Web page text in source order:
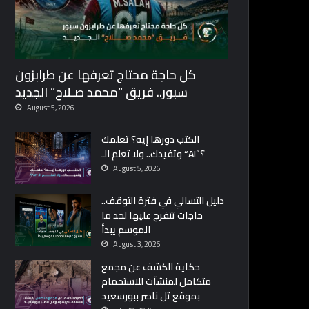
كل حاجة محتاج تعرفها عن طرابزون
سبور.. فريق “محمد صـلاح” الجديد
August 5, 2026
الكتب دورها إيه؟ تعلمك
وتفيدك.. ولا تعلم الـ “AI”؟
August 5, 2026
دليل التسالي في فترة التوقف..
حاجات تتفرج عليها لحد ما
الموسم يبدأ
August 3, 2026
حكاية الكشف عن مجمع
متكامل لمنشآت للاستحمام
بموقع تل ناصر ببورسعيد